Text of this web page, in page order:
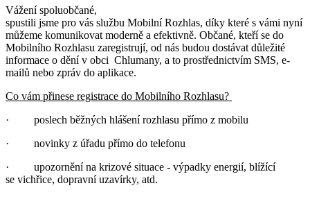
Vážení spoluobčané,
spustili jsme pro vás službu Mobilní Rozhlas, díky které s vámi nyní
můžeme komunikovat moderně a efektivně. Občané, kteří se do
Mobilního Rozhlasu zaregistrují, od nás budou dostávat důležité
informace o dění v obci Chlumany, a to prostřednictvím SMS, e-
mailů nebo zpráv do aplikace.
Co vám přinese registrace do Mobilního Rozhlasu?
· poslech běžných hlášení rozhlasu přímo z mobilu
· novinky z úřadu přímo do telefonu
· upozornění na krizové situace - výpadky energií, blížící
se vichřice, dopravní uzavírky, atd.